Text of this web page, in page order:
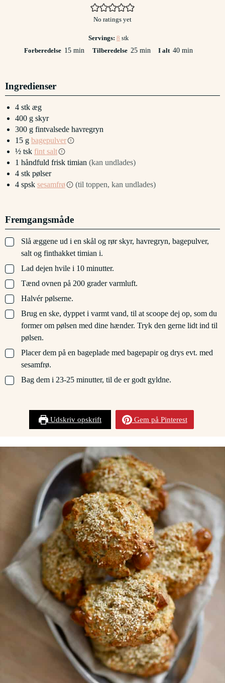
No ratings yet
Servings:8 stk
Forberedelse 15minutter
min Tilberedelse 25minutter
min I alt 40minutter
min
Ingredienser
4 stk æg
400 g skyr
300 g fintvalsede havregryn
15 g bagepulver
½ tsk fint salt
1 håndfuld frisk timian (kan undlades)
4 stk pølser
4 spsk sesamfrø (til toppen, kan undlades)
Fremgangsmåde
▢
Slå æggene ud i en skål og rør skyr, havregryn, bagepulver,
salt og finthakket timian i.
▢
Lad dejen hvile i 10 minutter.
▢
Tænd ovnen på 200 grader varmluft.
▢
Halvér pølserne.
▢
Brug en ske, dyppet i varmt vand, til at scoope dej op, som du
former om pølsen med dine hænder. Tryk den gerne lidt ind til
pølsen.
▢
Placer dem på en bageplade med bagepapir og drys evt. med
sesamfrø.
▢
Bag dem i 23-25 minutter, til de er godt gyldne.
Udskriv opskrift Gem på Pinterest